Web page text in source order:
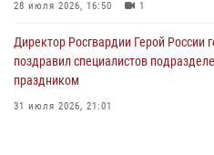
28 июля 2026, 16:50 1
Директор Росгвардии Герой России
поздравил специалистов
праздником
31 июля 2026, 21:01